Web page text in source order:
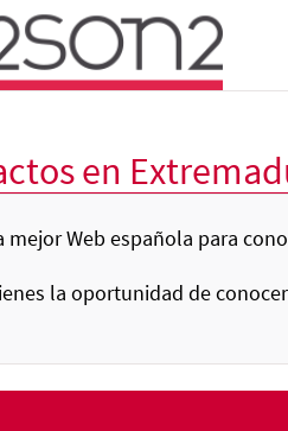
en
mejor Web española para
la oportunidad de